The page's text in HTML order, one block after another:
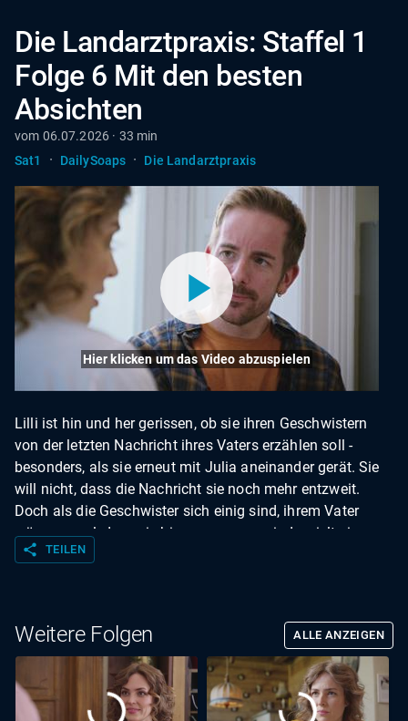
Die Landarztpraxis: Staffel 1
Folge 6 Mit den besten
Absichten
vom 06.07.2026 · 33 min
Sat1
· DailySoaps · Die Landarztpraxis
Hier klicken um das Video abzuspielen
Lilli ist hin und her gerissen, ob sie ihren Geschwistern
von der letzten Nachricht ihres Vaters erzählen soll -
besonders, als sie erneut mit Julia aneinander gerät. Sie
will nicht, dass die Nachricht sie noch mehr entzweit.
Doch als die Geschwister sich einig sind, ihrem Vater
wäre es egal, dass sie hier zusammen sind, spielt sie
ihnen die Nachricht vor, damit alle Geschwister den
share TEILEN
Weitere Folgen ALLE ANZEIGEN